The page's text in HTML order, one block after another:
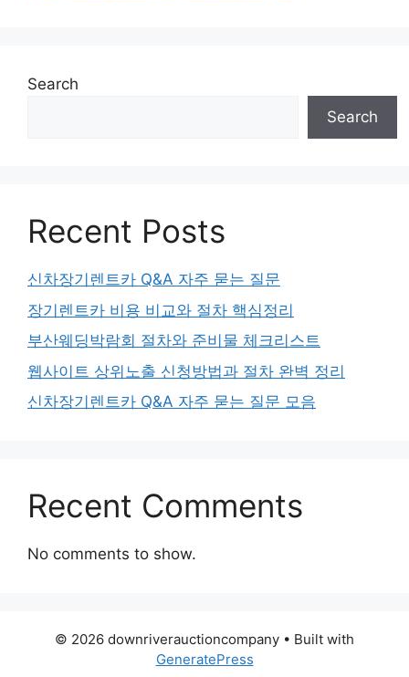
Search
Search
Recent Posts
신차장기렌트카 Q&A 자주 묻는 질문
장기렌트카 비용 비교와 절차 핵심정리
부산웨딩박람회 절차와 준비물 체크리스트
웹사이트 상위노출 신청방법과 절차 완벽 정리
신차장기렌트카 Q&A 자주 묻는 질문 모음
Recent Comments
No comments to show.
© 2026 downriverauctioncompany • Built with
GeneratePress